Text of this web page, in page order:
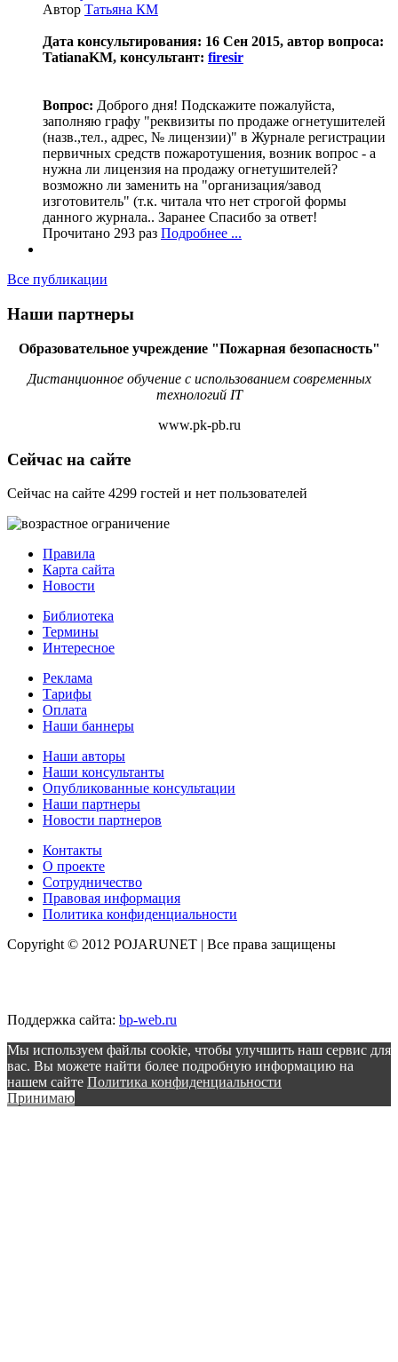
Автор Татьяна КМ
Дата консультирования: 16 Сен 2015, автор вопроса:
TatianaKM, консультант: firesir
Вопрос: Доброго дня! Подскажите пожалуйста,
заполняю графу "реквизиты по продаже огнетушителей
(назв.,тел., адрес, № лицензии)" в Журнале регистрации
первичных средств пожаротушения, возник вопрос - а
нужна ли лицензия на продажу огнетушителей?
возможно ли заменить на "организация/завод
изготовитель" (т.к. читала что нет строгой формы
данного журнала.. Заранее Спасибо за ответ!
Прочитано 293 раз Подробнее ...
Все публикации
Наши партнеры
Образовательное учреждение "Пожарная безопасность"
Дистанционное обучение с использованием современных
технологий IT
www.pk-pb.ru
Сейчас на сайте
Сейчас на сайте 4299 гостей и нет пользователей
Правила
Карта сайта
Новости
Библиотека
Термины
Интересное
Реклама
Тарифы
Оплата
Наши баннеры
Наши авторы
Наши консультанты
Опубликованные консультации
Наши партнеры
Новости партнеров
Контакты
О проекте
Сотрудничество
Правовая информация
Политика конфиденциальности
Copyright © 2012 POJARUNET | Все права защищены
Поддержка сайта: bp-web.ru
Мы используем файлы cookie, чтобы улучшить наш сервис для
вас. Вы можете найти более подробную информацию на
нашем сайте Политика конфиденциальности
Принимаю